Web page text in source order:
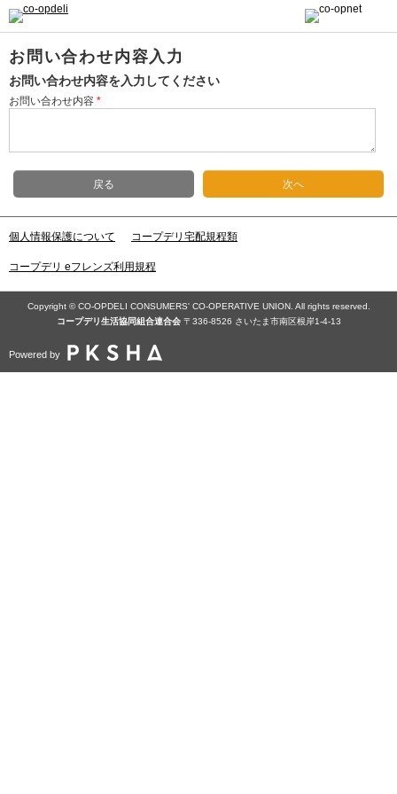
お問い合わせ内容入力
お問い合わせ内容を入力してください
お問い合わせ内容 *
戻る 次へ
個人情報保護について コープデリ宅配規程類
コープデリ eフレンズ利用規程
Copyright © CO-OPDELI CONSUMERS' CO-OPERATIVE UNION. All rights reserved.
コープデリ⽣活協同組合連合会〒336-8526 さいたま市南区根岸1-4-13
Powered by